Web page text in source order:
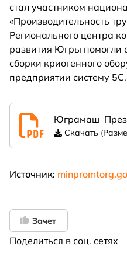
стал участником
«Производительность
Регионального центра
развития Югры помогли
сборки криогенного
предприятии систему 5С.
Скачать
Источник:
Зачет
Поделиться в соц. сетях